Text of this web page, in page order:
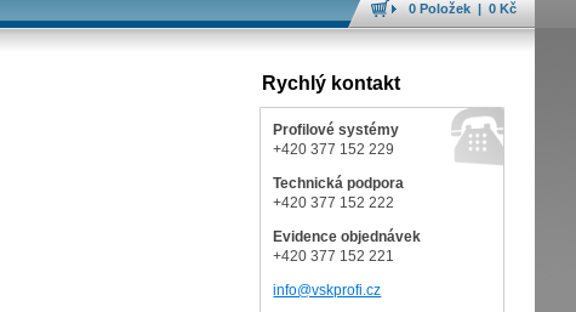
0 Položek | 0 Kč
Rychlý kontakt
Profilové systémy
+420 377 152 229
Technická podpora
+420 377 152 222
Evidence objednávek
+420 377 152 221
info@vskprofi.cz